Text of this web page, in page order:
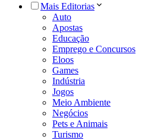
Mais Editorias
Auto
Apostas
Educação
Emprego e Concursos
Eloos
Games
Indústria
Jogos
Meio Ambiente
Negócios
Pets e Animais
Turismo